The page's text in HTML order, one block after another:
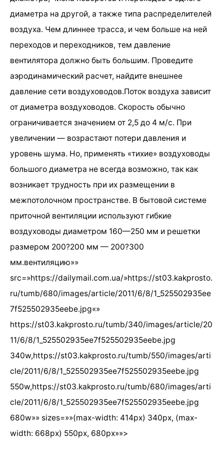
диаметра на другой, а также типа распределителей
воздуха. Чем длиннее трасса, и чем больше на ней
переходов и переходников, тем давление
вентилятора должно быть большим. Проведите
аэродинамический расчет, найдите внешнее
давление сети воздуховодов.Поток воздуха зависит
от диаметра воздуховодов. Скорость обычно
ограничивается значением от 2,5 до 4 м/с. При
увеличении — возрастают потери давления и
уровень шума. Но, применять «тихие» воздуховоды
большого диаметра не всегда возможно, так как
возникает трудность при их размещении в
межпотолочном пространстве. В бытовой системе
приточной вентиляции используют гибкие
воздуховоды диаметром 160—250 мм и решетки
размером 200?200 мм — 200?300
мм.вентиляцию»»
src=»https://dailymail.com.ua/»https://st03.kakprosto.
ru/tumb/680/images/article/2011/6/8/1_525502935ee
7f525502935eebe.jpg«»
https://st03.kakprosto.ru/tumb/340/images/article/20
11/6/8/1_525502935ee7f525502935eebe.jpg
340w,https://st03.kakprosto.ru/tumb/550/images/arti
cle/2011/6/8/1_525502935ee7f525502935eebe.jpg
550w,https://st03.kakprosto.ru/tumb/680/images/arti
cle/2011/6/8/1_525502935ee7f525502935eebe.jpg
680w»» sizes=»»(max-width: 414px) 340px, (max-
width: 668px) 550px, 680px»»>